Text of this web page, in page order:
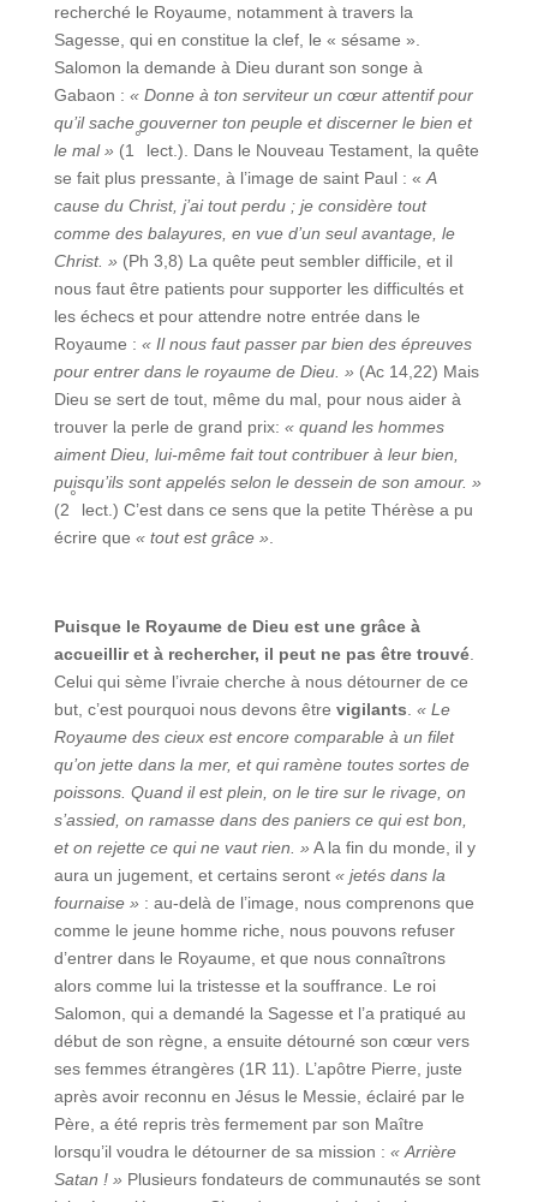
recherché le Royaume, notamment à travers la
Sagesse, qui en constitue la clef, le « sésame ».
Salomon la demande à Dieu durant son songe à
Gabaon : « Donne à ton serviteur un cœur attentif pour
qu’il sache gouverner ton peuple et discerner le bien et
le mal » (1
°
lect.). Dans le Nouveau Testament, la quête
se fait plus pressante, à l’image de saint Paul : « A
cause du Christ, j’ai tout perdu ; je considère tout
comme des balayures, en vue d’un seul avantage, le
Christ. » (Ph 3,8) La quête peut sembler difficile, et il
nous faut être patients pour supporter les difficultés et
les échecs et pour attendre notre entrée dans le
Royaume : « Il nous faut passer par bien des épreuves
pour entrer dans le royaume de Dieu. » (Ac 14,22) Mais
Dieu se sert de tout, même du mal, pour nous aider à
trouver la perle de grand prix: « quand les hommes
aiment Dieu, lui-même fait tout contribuer à leur bien,
puisqu’ils sont appelés selon le dessein de son amour. »
(2
°
lect.) C’est dans ce sens que la petite Thérèse a pu
écrire que « tout est grâce »
Puisque le Royaume de Dieu est une grâce à
accueillir et à rechercher, il peut ne pas être trouvé.
Celui qui sème l’ivraie cherche à nous détourner de ce
but, c’est pourquoi nous devons être vigilants « Le
Royaume des cieux est encore comparable à un filet
qu’on jette dans la mer, et qui ramène toutes sortes de
poissons. Quand il est plein, on le tire sur le rivage, on
s’assied, on ramasse dans des paniers ce qui est bon,
et on rejette ce qui ne vaut rien. » A la fin du monde, il y
aura un jugement, et certains seront « jetés dans la
fournaise » : au-delà de l’image, nous comprenons que
comme le jeune homme riche, nous pouvons refuser
d’entrer dans le Royaume, et que nous connaîtrons
alors comme lui la tristesse et la souffrance. Le roi
Salomon, qui a demandé la Sagesse et l’a pratiqué au
début de son règne, a ensuite détourné son cœur vers
ses femmes étrangères (1R 11). L’apôtre Pierre, juste
après avoir reconnu en Jésus le Messie, éclairé par le
Père, a été repris très fermement par son Maître
lorsqu’il voudra le détourner de sa mission : « Arrière
Satan ! » Plusieurs fondateurs de communautés se sont